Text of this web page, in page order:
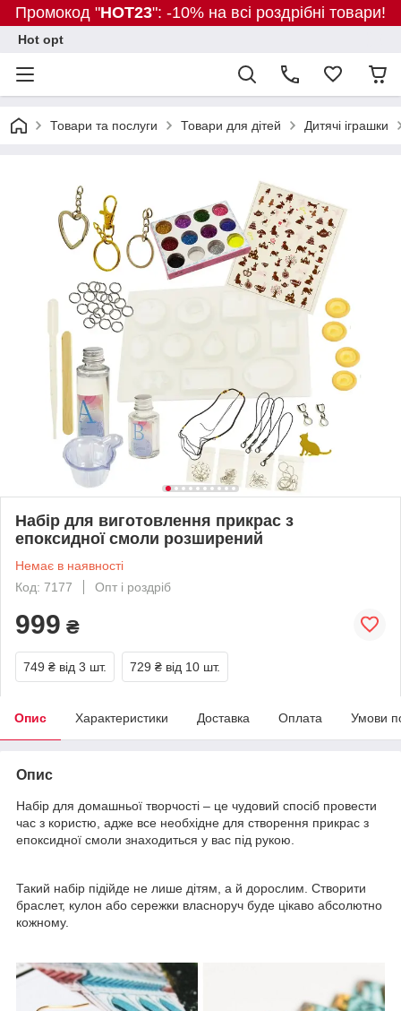
Промокод "HOT23": -10% на всі роздрібні товари!
Hot opt
Товари та послуги Товари для дітей Дитячі іграшки
Набір для виготовлення прикрас з
епоксидної смоли розширений
Немає в наявності
Код: 7177
Опт і роздріб
999 ₴
749 ₴ від 3 шт. 729 ₴ від 10 шт.
Опис Характеристики Доставка Оплата Умови
Опис
Набір для домашньої творчості – це чудовий спосіб провести
час з користю, адже все необхідне для створення прикрас з
епоксидної смоли знаходиться у вас під рукою.
Такий набір підійде не лише дітям, а й дорослим. Створити
браслет, кулон або сережки власноруч буде цікаво абсолютно
кожному.